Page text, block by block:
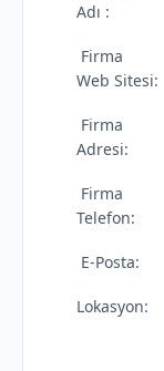
Adı :
Firma
Web Sitesi:
Firma
Adresi:
Firma
Telefon:
E-Posta:
Lokasyon: